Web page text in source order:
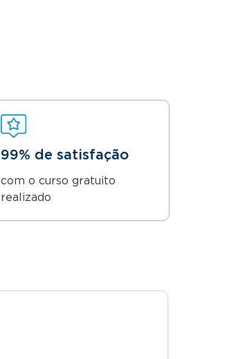
99% de satisfação
com o curso gratuito
realizado